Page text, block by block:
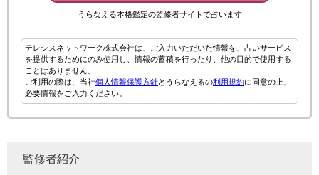
うらなえる本格鑑定の監修者サイトで占います
テレシスネットワーク株式会社は、ご入力いただいた情報を、占いサービス
を提供するためにのみ使用し、情報の蓄積を行ったり、他の目的で使用する
ことはありません。
ご利用の際は、当社個人情報保護方針とうらなえるの利用規約に同意の上、
必要情報をご入力ください。
監修者紹介